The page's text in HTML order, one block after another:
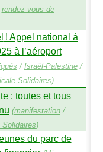
rendez-vous de
! Appel national à
à l’aéroport
/ Israël-Palestine/
Solidaires)
: toutes et tous
(manifestation/
Solidaires)
du parc de